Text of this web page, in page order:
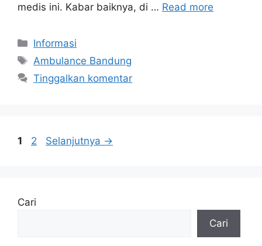
medis ini. Kabar baiknya, di … Read more
Kategori
Informasi
Tag
Ambulance Bandung
Tinggalkan komentar
Halaman
1 Halaman
2 Selanjutnya →
Cari
Cari